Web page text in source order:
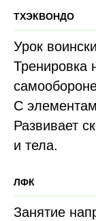
ТХЭКВОНДО
Урок
Тренировка
С
Развивает
и тела.
ЛФК
Занятие